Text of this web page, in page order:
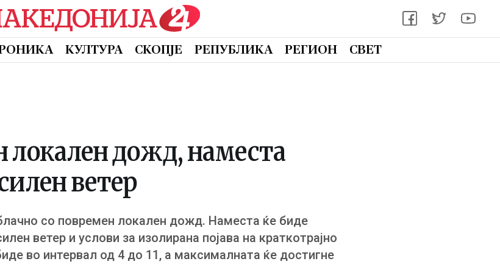
КУЛТУРА СКОПЈЕ РЕПУБЛИКА РЕГИОН СВЕТ
локален дожд, наместа
ветер
со повремен локален дожд. Наместа ќе биде
ветер и услови за изолирана појава на краткотрајно
во интервал од 4 до 11, а максималната ќе достигне